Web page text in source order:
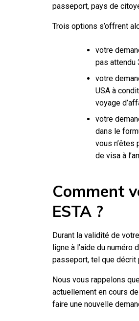
passeport, pays de
Trois options s’offrent
votre
pas attendu
votre
USA à
voyage
votre
dans le
vous
de visa à
Comment
ESTA ?
Durant la validité de
ligne à l’aide du
passeport, tel que décrit
Nous vous rappelons
actuellement en cours
faire une nouvelle